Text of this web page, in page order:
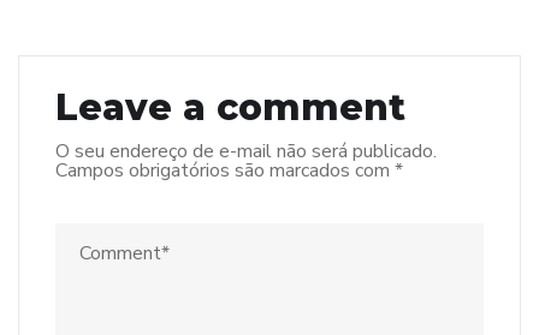
Leave a comment
O seu endereço de e-mail não será publicado.
Campos obrigatórios são marcados com *